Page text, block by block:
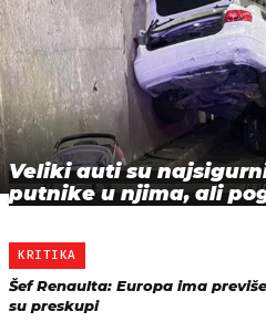
Veliki auti su
putnike u njima, ali
KRITIKA
Šef Renaulta: Europa ima
su preskupi